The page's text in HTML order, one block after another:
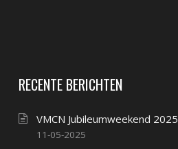
RECENTE BERICHTEN
VMCN Jubileumweekend 2025
11-05-2025